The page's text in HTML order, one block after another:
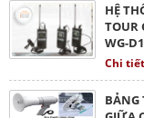
HỆ
TOUR
WG-
Chi
BẢNG